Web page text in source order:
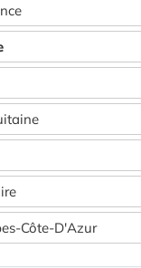
Côte-D'Azur